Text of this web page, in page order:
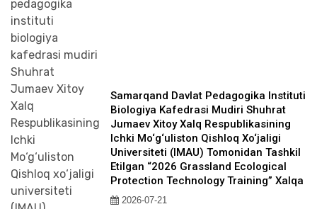
Samarqand Davlat Pedagogika Instituti
Biologiya Kafedrasi Mudiri Shuhrat
Jumaev Xitoy Xalq Respublikasining
Ichki Mo‘g‘uliston Qishloq Xo‘jaligi
Universiteti (IMAU) Tomonidan Tashkil
Etilgan “2026 Grassland Ecological
Protection Technology Training” Xalqa
2026-07-21